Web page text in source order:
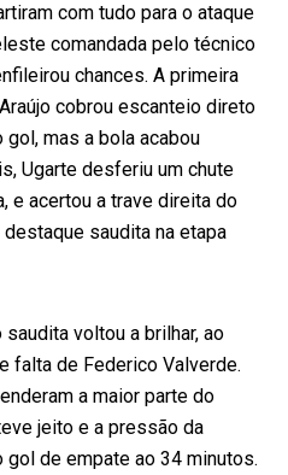
com tudo para o ataque
comandada pelo técnico
chances. A primeira
cobrou escanteio direto
gol, mas a bola acabou
Ugarte desferiu um chute
e acertou a trave direita do
saudita na etapa
voltou a brilhar, ao
falta de Federico Valverde.
a maior parte do
jeito e a pressão da
de empate ao 34 minutos.